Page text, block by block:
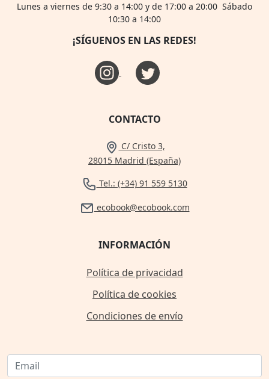
Lunes a viernes de 9:30 a 14:00 y de 17:00 a 20:00 Sábado
10:30 a 14:00
¡SÍGUENOS EN LAS REDES!
CONTACTO
C/ Cristo 3,
28015 Madrid (España)
Tel.: (+34) 91 559 5130
ecobook@ecobook.com
INFORMACIÓN
Política de privacidad
Política de cookies
Condiciones de envío